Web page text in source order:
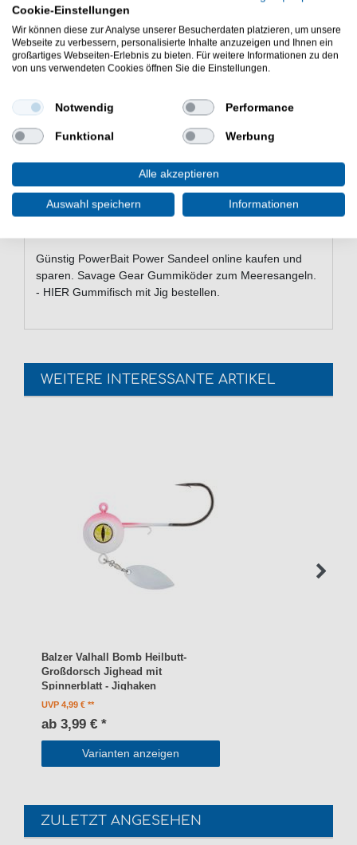
Eigenschaften des Berkley
PowerBait Power Sandeel
Berkley Gummiköder zum Meeresangeln
PowerBait Aroma
Verlockende Wirkung bei langsamer
Geschwindigkeit
Ring zur Befestigung eines Stinger-Hakens am
Jigkopf
Lebensechte Imitation
Zum Jiggen und Spinnfischen
Lieferumfang: 2 Gummiköder mit
Günstig PowerBait Power Sandeel online kaufen und
sparen. Savage Gear Gummiköder zum Meeresangeln.
- HIER Gummifisch mit Jig bestellen.
WEITERE INTERESSANTE ARTIKEL
Balzer Valhall Bomb Heilbutt-
Großdorsch Jighead mit
Spinnerblatt - Jighaken
UVP 4,99 €
ab 3,99 € *
Varianten anzeigen
ZULETZT ANGESEHEN
Cookie-Einstellungen
Wir können diese zur Analyse unserer Besucherdaten platzieren, um unsere
Webseite zu verbessern, personalisierte Inhalte anzuzeigen und Ihnen ein
großartiges Webseiten-Erlebnis zu bieten. Für weitere Informationen zu den
von uns verwendeten Cookies öffnen Sie die Einstellungen.
Notwendig Performance
Funktional Werbung
Alle akzeptieren
Auswahl speichern Informationen